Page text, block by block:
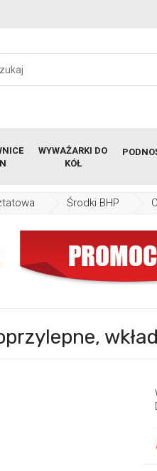
WYWAŻARKI DO
KÓŁ
Środki BHP